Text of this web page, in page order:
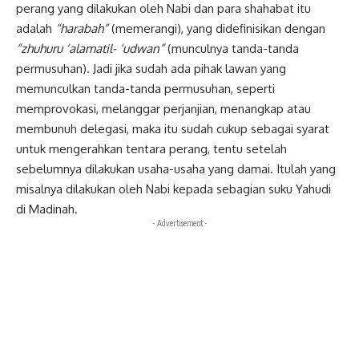
perang yang dilakukan oleh Nabi dan para shahabat itu
adalah “harabah”(memerangi), yang didefinisikan dengan
“zhuhuru ‘alamatil- ‘udwan”(munculnya tanda-tanda
permusuhan). Jadi jika sudah ada pihak lawan yang
memunculkan tanda-tanda permusuhan, seperti
memprovokasi, melanggar perjanjian, menangkap atau
membunuh delegasi, maka itu sudah cukup sebagai syarat
untuk mengerahkan tentara perang, tentu setelah
sebelumnya dilakukan usaha-usaha yang damai. Itulah yang
misalnya dilakukan oleh Nabi kepada sebagian suku Yahudi
di Madinah.
- Advertisement -